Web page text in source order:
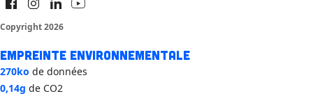
Copyright 2026
Empreinte environnementale
270ko de données
0,14g de CO2